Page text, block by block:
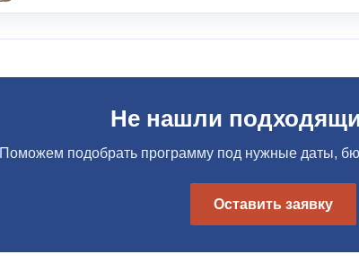
Не нашли
Поможем подобрать программу под нужные даты,
Оставить заявку